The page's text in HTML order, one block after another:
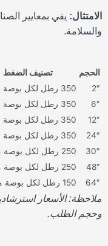
الامتثال: يفي بمعايير
والسلامة.
الحجم تصنيف الضغط
2″
350 رطل لكل بوصة مربعة
6″
350 رطل لكل بوصة مربعة
12″
350 رطل لكل بوصة مربعة
24″
350 رطل لكل بوصة مربعة
30″
250 رطل لكل بوصة مربعة
48″
250 رطل لكل بوصة مربعة
64″
150 رطل لكل بوصة مربعة
ملاحظة: الأسعار
وحجم الطلب.